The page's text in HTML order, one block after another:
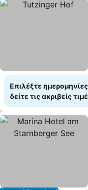
Επιλέξτε
δείτε τις ακριβείς